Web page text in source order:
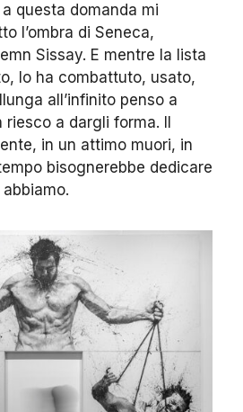
a questa domanda mi
l’ombra di Seneca,
Sissay. E mentre la lista
lo ha combattuto, usato,
all’infinito penso a
a dargli forma. Il
in un attimo muori, in
bisognerebbe dedicare